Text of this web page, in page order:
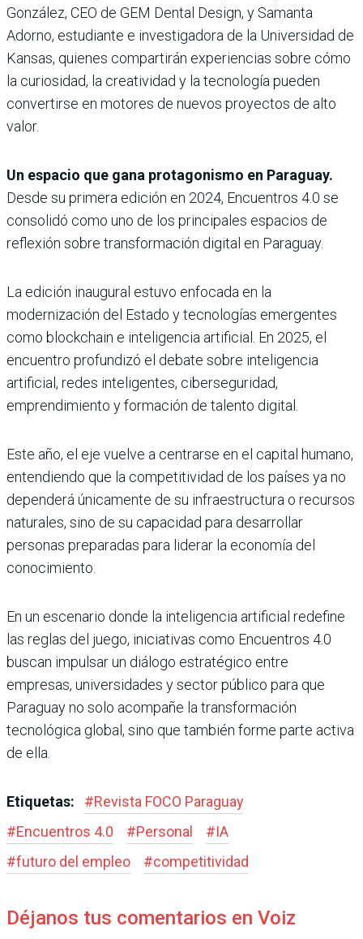
González, CEO de GEM Dental Design, y Samanta
Adorno, estudiante e investigadora de la Universidad de
Kansas, quienes compartirán experiencias sobre cómo
la curiosidad, la creatividad y la tecnología pueden
convertirse en motores de nuevos proyectos de alto
valor.
Un espacio que gana protagonismo en Paraguay.
Desde su primera edición en 2024, Encuentros 4.0 se
consolidó como uno de los principales espacios de
reflexión sobre transformación digital en Paraguay.
La edición inaugural estuvo enfocada en la
modernización del Estado y tecnologías emergentes
como blockchain e inteligencia artificial. En 2025, el
encuentro profundizó el debate sobre inteligencia
artificial, redes inteligentes, ciberseguridad,
emprendimiento y formación de talento digital.
Este año, el eje vuelve a centrarse en el capital humano,
entendiendo que la competitividad de los países ya no
dependerá únicamente de su infraestructura o recursos
naturales, sino de su capacidad para desarrollar
personas preparadas para liderar la economía del
conocimiento.
En un escenario donde la inteligencia artificial redefine
las reglas del juego, iniciativas como Encuentros 4.0
buscan impulsar un diálogo estratégico entre
empresas, universidades y sector público para que
Paraguay no solo acompañe la transformación
tecnológica global, sino que también forme parte activa
de ella.
Etiquetas: #Revista FOCO Paraguay
#Encuentros 4.0 #Personal #IA
#futuro del empleo #competitividad
Déjanos tus comentarios en Voiz